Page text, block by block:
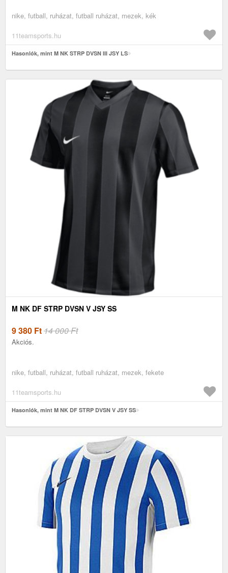
nike, futball, ruházat, futball ruházat, mezek, kék
11teamsports.hu
Hasonlók, mint M NK STRP DVSN III JSY LS
M NK DF STRP DVSN V JSY SS
9 380 Ft14 000 Ft
Akciós.
nike, futball, ruházat, futball ruházat, mezek, fekete
11teamsports.hu
Hasonlók, mint M NK DF STRP DVSN V JSY SS